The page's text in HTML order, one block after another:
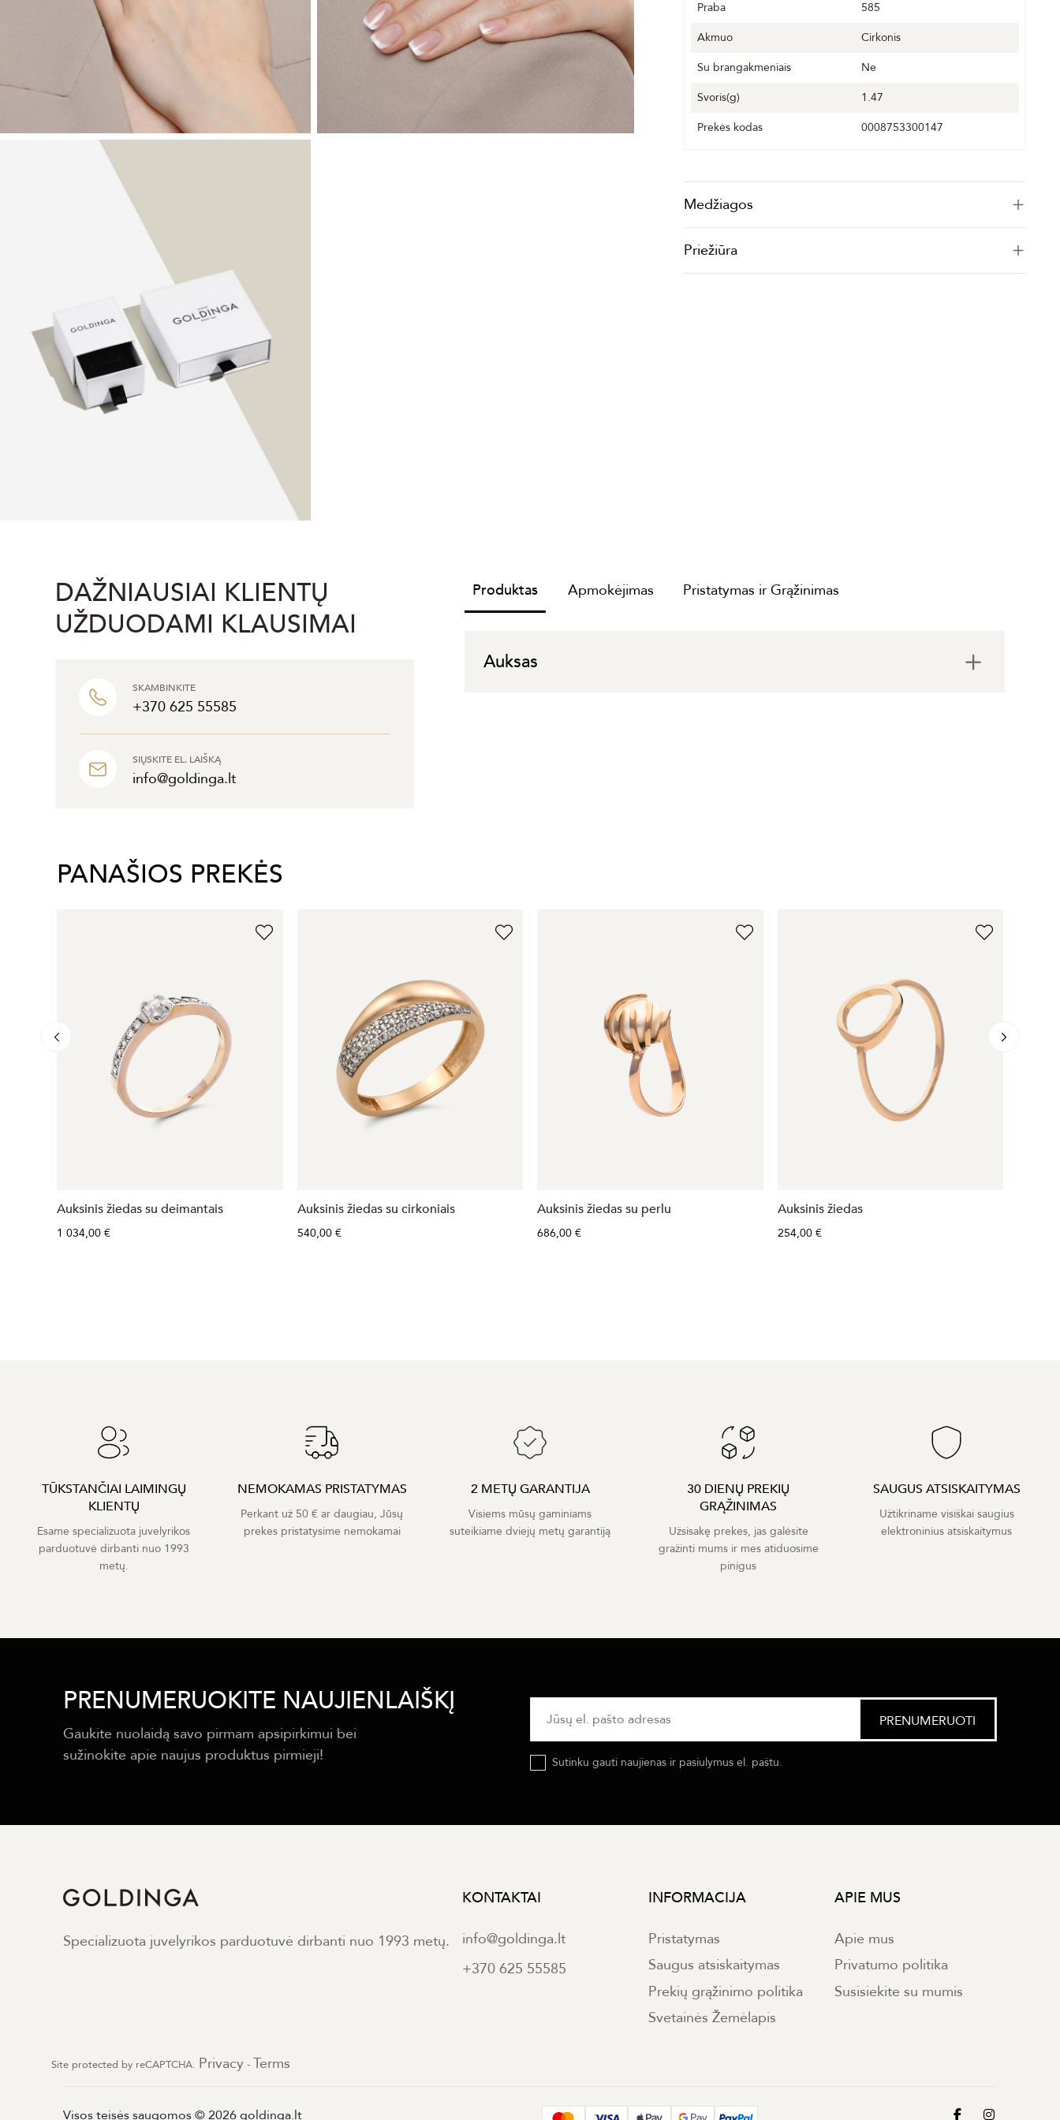
Praba
585
Akmuo
Cirkonis
Su brangakmeniais
Ne
Svoris(g)
1.47
Prekės kodas
0008753300147
Medžiagos
Priežiūra
DAŽNIAUSIAI KLIENTŲ
UŽDUODAMI KLAUSIMAI
SKAMBINKITE
+370 625 55585
SIŲSKITE EL. LAIŠKĄ
info@goldinga.lt
Produktas Apmokėjimas Pristatymas ir Grąžinimas
Auksas
PANAŠIOS PREKĖS
Auksinis žiedas su deimantais
1 034,00 €
Auksinis žiedas su cirkoniais
540,00 €
Auksinis žiedas su perlu
686,00 €
Auksinis žiedas
254,00 €
TŪKSTANČIAI LAIMINGŲ
KLIENTŲ
Esame specializuota juvelyrikos
parduotuvė dirbanti nuo 1993
metų.
NEMOKAMAS PRISTATYMAS
Perkant už 50 € ar daugiau, Jūsų
prekes pristatysime nemokamai
2 METŲ GARANTIJA
Visiems mūsų gaminiams
suteikiame dviejų metų garantiją
30 DIENŲ PREKIŲ
GRĄŽINIMAS
Užsisakę prekes, jas galėsite
gražinti mums ir mes atiduosime
pinigus
SAUGUS ATSISKAITYMAS
Užtikriname visiškai saugius
elektroninius atsiskaitymus
PRENUMERUOKITE NAUJIENLAIŠKĮ
Gaukite nuolaidą savo pirmam apsipirkimui bei
sužinokite apie naujus produktus pirmieji!
Sutinku gauti naujienas ir pasiulymus el. paštu.
Specializuota juvelyrikos parduotuvė dirbanti nuo 1993 metų.
KONTAKTAI
info@goldinga.lt
+370 625 55585
INFORMACIJA
Pristatymas
Saugus atsiskaitymas
Prekių grąžinimo politika
Svetainės Žemėlapis
APIE MUS
Apie mus
Privatumo politika
Susisiekite su mumis
Site protected by reCAPTCHA. Privacy - Terms
Visos teisės saugomos © 2026 goldinga.lt